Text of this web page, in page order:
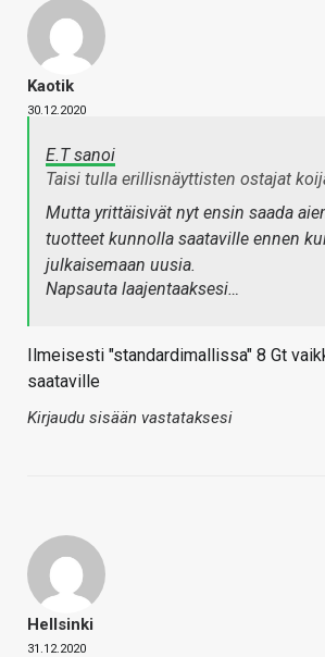
Kaotik
30.12.2020
E.T sanoi
Taisi tulla erillisnäyttisten ostajat
Mutta yrittäisivät nyt ensin saada
tuotteet kunnolla saataville ennen
julkaisemaan uusia.
Napsauta laajentaaksesi…
Ilmeisesti "standardimallissa" 8 Gt
saataville
Kirjaudu sisään vastataksesi
Hellsinki
31.12.2020